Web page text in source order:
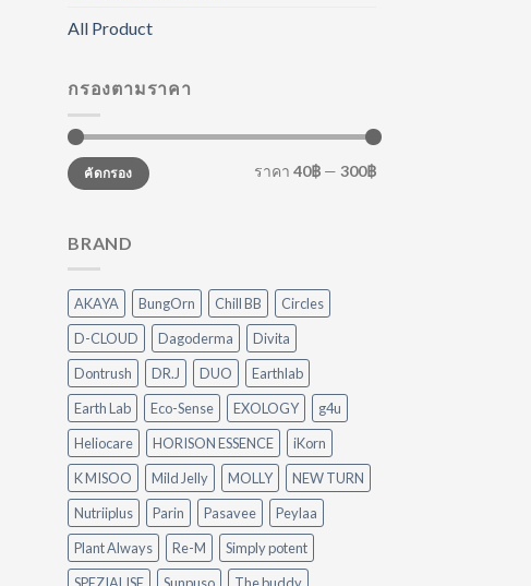
All Product
กรองตามราคา
คัดกรอง ราคา 40฿— 300฿
BRAND
AKAYA BungOrn Chill BB
Circles
D-CLOUD
Dagoderma
Divita
Dontrush
DR.J DUO
Earthlab
Earth Lab
Eco-Sense EXOLOGY
g4u
Heliocare
HORISON ESSENCE
iKorn
K MISOO
Mild Jelly MOLLY
NEW TURN
Nutriiplus
Parin Pasavee
Peylaa
Plant Always
Re-M
Simply potent